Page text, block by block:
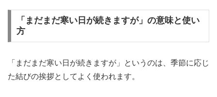
「まだまだ寒い日が続きますが」の意味と使い
方
「まだまだ寒い日が続きますが」というのは、季節に応じ
た結びの挨拶としてよく使われます。